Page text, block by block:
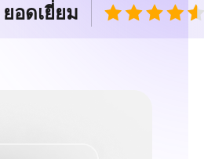
ยอดเยี่ยม